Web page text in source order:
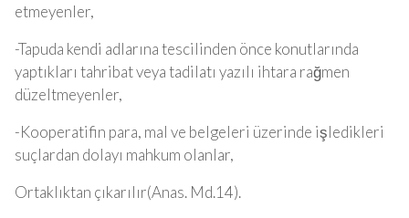
etmeyenler,
-Tapuda kendi adlarına tescilinden önce konutlarında
yaptıkları tahribat veya tadilatı yazılı ihtara rağmen
düzeltmeyenler,
-Kooperatifin para, mal ve belgeleri üzerinde işledikleri
suçlardan dolayı mahkum olanlar,
Ortaklıktan çıkarılır(Anas. Md.14).